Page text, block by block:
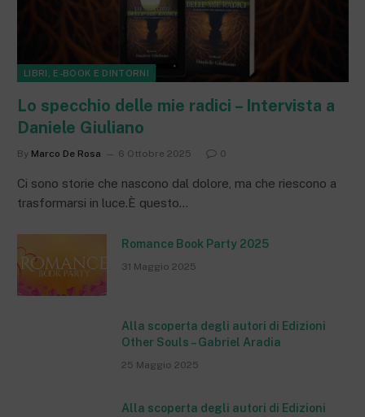
LIBRI, E-BOOK E DINTORNI
Lo specchio delle mie radici – Intervista a
Daniele Giuliano
By Marco De Rosa 6 Ottobre 2025 0
Ci sono storie che nascono dal dolore, ma che riescono a
trasformarsi in luce.È questo…
Romance Book Party 2025
31 Maggio 2025
Alla scoperta degli autori di Edizioni
Other Souls – Gabriel Aradia
25 Maggio 2025
Alla scoperta degli autori di Edizioni